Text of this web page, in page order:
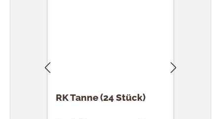
RK Tanne (24 Stück)